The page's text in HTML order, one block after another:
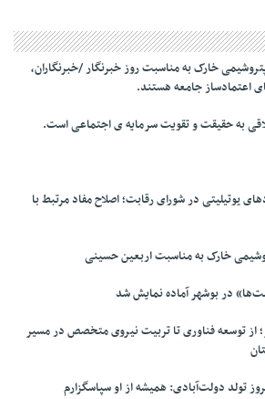
خارک به مناسبت روز خبرنگار /خبرنگاران،
اعتمادساز جامعه هستند.
به حقیقت و تقویت سرمایه ی اجتماعی است.
یوتیلیتی در شورای رقابت؛ اصلاح مفاد مرتبط با
خارک به مناسبت اربعین حسینی
در بوشهر آماده نمایش شد
از توسعه فناوری تا تربیت نیروی متخصص در مسیر
تولد دولت‌آبادی: همیشه از او سپاسگزارم